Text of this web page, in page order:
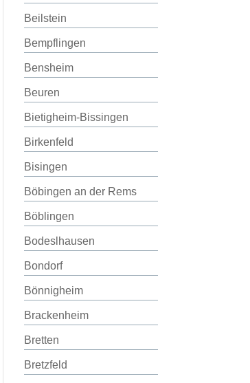
Beilstein
Bempflingen
Bensheim
Beuren
Bietigheim-Bissingen
Birkenfeld
Bisingen
Böbingen an der Rems
Böblingen
Bodeslhausen
Bondorf
Bönnigheim
Brackenheim
Bretten
Bretzfeld